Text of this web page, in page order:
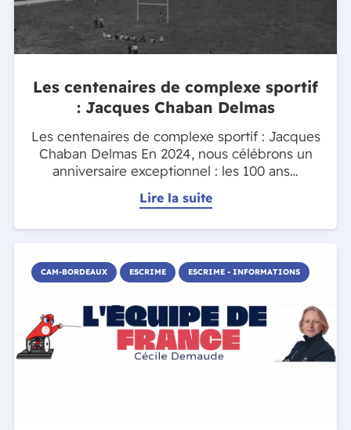
Les centenaires de complexe sportif
: Jacques Chaban Delmas
Les centenaires de complexe sportif : Jacques
Chaban Delmas En 2024, nous célébrons un
anniversaire exceptionnel : les 100 ans…
Lire la suite
CAM-BORDEAUX ESCRIME ESCRIME - INFORMATIONS